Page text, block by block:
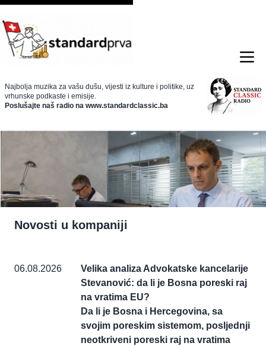
Najbolja muzika za vašu dušu, vijesti iz kulture i politike, uz
vrhunske podkaste i emisije.
Poslušajte naš radio na www.standardclassic.ba
Novosti u kompaniji
06.08.2026
Velika analiza Advokatske kancelarije
Stevanović: da li je Bosna poreski raj
na vratima EU?
Da li je Bosna i Hercegovina, sa
svojim poreskim sistemom, posljednji
neotkriveni poreski raj na vratima